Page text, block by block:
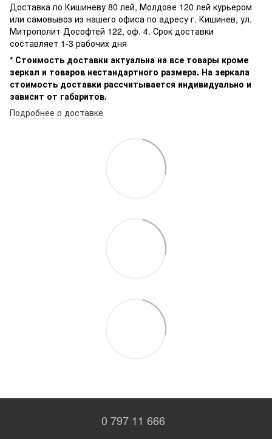
Доставка по Кишиневу 80 лей, Молдове 120 лей курьером
или самовывоз из нашего офиса по адресу г. Кишинев, ул.
Митрополит Дософтей 122, оф. 4. Срок доставки
составляет 1-3 рабочих дня
* Стоимость доставки актуальна на все товары кроме
зеркал и товаров нестандартного размера. На зеркала
стоимость доставки рассчитывается индивидуально и
зависит от габаритов.
Подробнее о доставке
0 797 11 666